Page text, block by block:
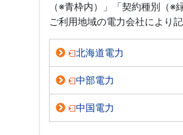
（※青枠内）」「契約種別（
ご利用地域の電力会社により
北海道電力
中部電力
中国電力